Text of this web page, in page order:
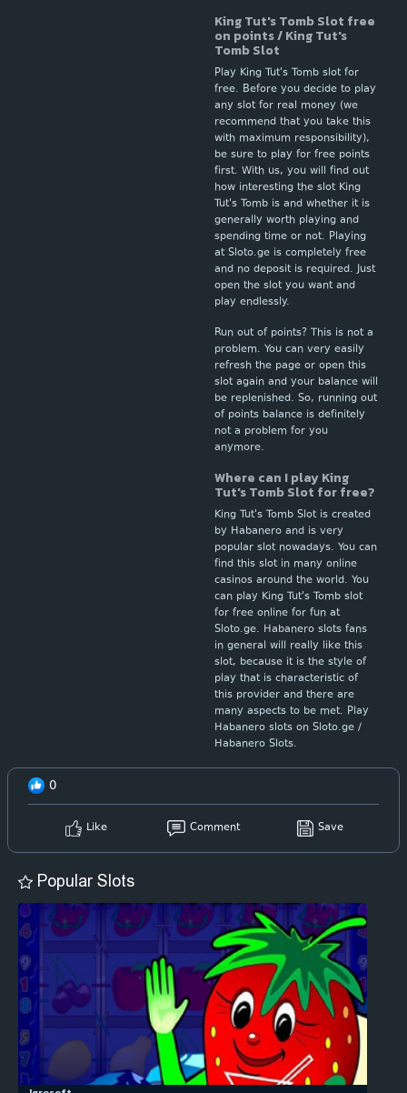
King Tut's Tomb Slot free
on points / King Tut's
Tomb Slot
Play King Tut's Tomb slot for
free. Before you decide to play
any slot for real money (we
recommend that you take this
with maximum responsibility),
be sure to play for free points
first. With us, you will find out
how interesting the slot King
Tut's Tomb is and whether it is
generally worth playing and
spending time or not. Playing
at Sloto.ge is completely free
and no deposit is required. Just
open the slot you want and
play endlessly.
Run out of points? This is not a
problem. You can very easily
refresh the page or open this
slot again and your balance will
be replenished. So, running out
of points balance is definitely
not a problem for you
anymore.
Where can I play King
Tut's Tomb Slot for free?
King Tut's Tomb Slot is created
by Habanero and is very
popular slot nowadays. You can
find this slot in many online
casinos around the world. You
can play King Tut's Tomb slot
for free online for fun at
Sloto.ge. Habanero slots fans
in general will really like this
slot, because it is the style of
play that is characteristic of
this provider and there are
many aspects to be met. Play
Habanero slots on Sloto.ge /
Habanero Slots.
0
Like Comment Save
Popular Slots